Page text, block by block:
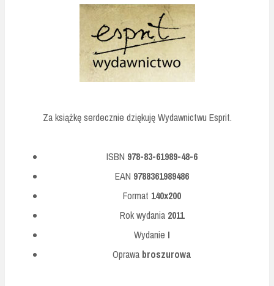
Za książkę serdecznie dziękuję Wydawnictwu Esprit.
ISBN 978-83-61989-48-6
EAN 9788361989486
Format 140x200
Rok wydania 2011
Wydanie I
Oprawa broszurowa